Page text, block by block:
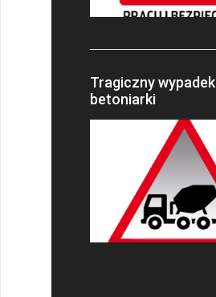
Tragiczny wypadek
betoniarki